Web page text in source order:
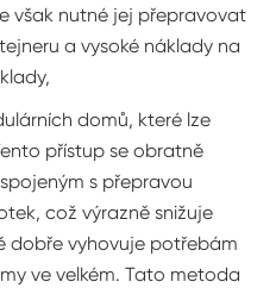
však nutné jej přepravovat
a vysoké náklady na
domů, které lze
přístup se obratně
s přepravou
což výrazně snižuje
dobře vyhovuje potřebám
ve velkém. Tato metoda